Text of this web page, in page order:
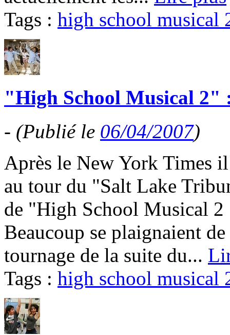
Tags : high school musical
"High School Musical 2"
- (Publié le 06/04/2007)
Après le New York Times
au tour du "Salt Lake
de "High School Musical
Beaucoup se plaignaient
tournage de la suite du...
Tags : high school musical